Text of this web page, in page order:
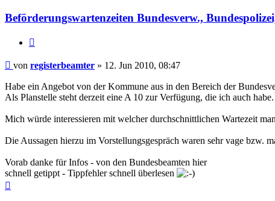
Beförderungswartenzeiten Bundesverw.,
Beitrag
von registerbeamter » 12. Jun 2010, 08:47
Habe ein Angebot von der Kommune aus in den Bereich der
Als Planstelle steht derzeit eine A 10 zur Verfügung, die ich auch habe.
Mich würde interessieren mit welcher durchschnittlichen Wartezeit
Die Aussagen hierzu im Vorstellungsgespräch waren sehr vage bzw.
Vorab danke für Infos - von den Bundesbeamten hier
schnell getippt - Tippfehler schnell überlesen